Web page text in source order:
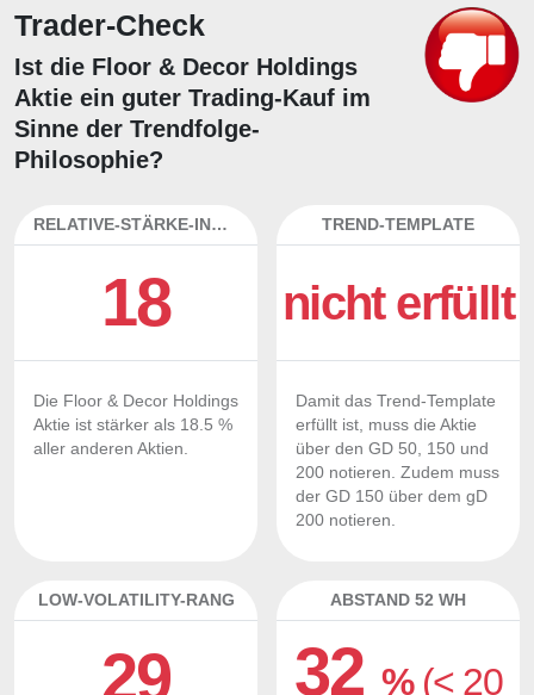
Trader-Check
Ist die Floor & Decor Holdings
Aktie ein guter Trading-Kauf im
Sinne der Trendfolge-
Philosophie?
RELATIVE-STÄRKE-INDEX
18
Die Floor & Decor Holdings
Aktie ist stärker als 18.5 %
aller anderen Aktien.
TREND-TEMPLATE
nicht erfüllt
Damit das Trend-Template
erfüllt ist, muss die Aktie
über den GD 50, 150 und
200 notieren. Zudem muss
der GD 150 über dem gD
200 notieren.
LOW-VOLATILITY-RANG
29
ABSTAND 52 WH
32% (< 20